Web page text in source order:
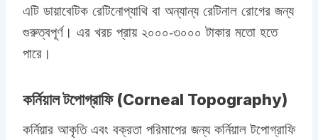
এটি ডায়াবেটিক রেটিনোপ্যাথি বা অন্যান্য রেটিনাল রোগের জন্য
গুরুত্বপূর্ণ। এর খরচ প্রায় ২০০০-৩০০০ টাকার মতো হতে
পারে।
কর্নিয়াল টপোগ্রাফি (Corneal Topography)
কর্নিয়ার আকৃতি এবং বক্রতা পরিমাপের জন্য কর্নিয়াল টপোগ্রাফি